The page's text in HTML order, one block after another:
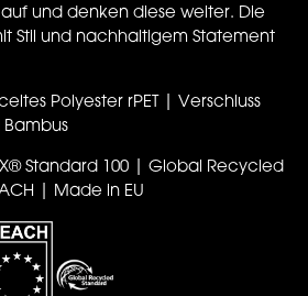
und denken diese weiter. Die
Stil und nachhaltigem Statement
Polyester rPET | Verschluss
Bambus
Standard 100
Global Recycled
| Made in EU